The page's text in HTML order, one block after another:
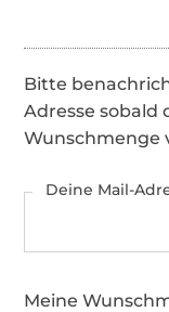
Bitte
Adresse sobald
Wunschmenge
Deine Mail-
Meine